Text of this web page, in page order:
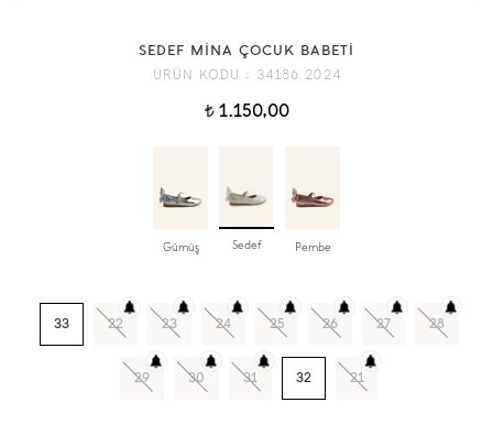
SEDEF MİNA ÇOCUK BABETİ
ÜRÜN KODU : 34186 2024
t1.150,00
Gümüş Sedef Pembe
33 22 23 24 25 26 27 28
29 30 31 32 21